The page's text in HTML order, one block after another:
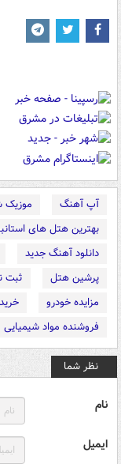
آپ آهنگ موزیک
بهترین هتل های
دانلود آهنگ جدید
پرشین هتل
ثبت
مزایده خودرو
فروشنده مواد شیمیایی
نظر شما
نام
ایمیل